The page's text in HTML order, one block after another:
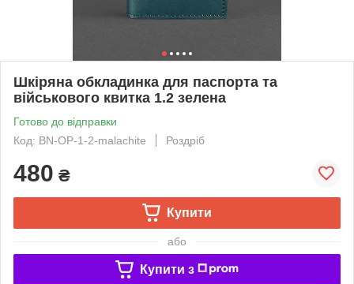
Шкіряна обкладинка для паспорта та
військового квитка 1.2 зелена
Готово до відправки
Код: BN-OP-1-2-malachite
Роздріб
480 ₴
Купити
або
Купити з